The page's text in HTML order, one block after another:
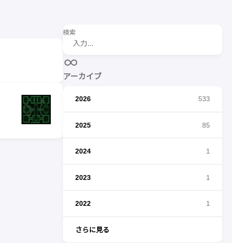
検索
アーカイブ
2026 533
2025 85
2024 1
2023 1
2022 1
さらに見る